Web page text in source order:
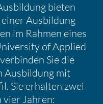
bieten
Ausbil­dung
im Rahmen eines
of Applied
Sie die
Ausbil­dung mit
Sie erhalten zwei
vier Jahren: